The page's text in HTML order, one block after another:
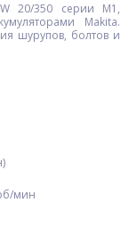
20/350 серии М1,
Makita.
шурупов, болтов и
мин